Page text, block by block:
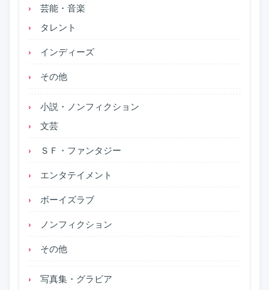
芸能・音楽
タレント
インディーズ
その他
小説・ノンフィクション
文芸
ＳＦ・ファンタジー
エンタテイメント
ボーイズラブ
ノンフィクション
その他
写真集・グラビア